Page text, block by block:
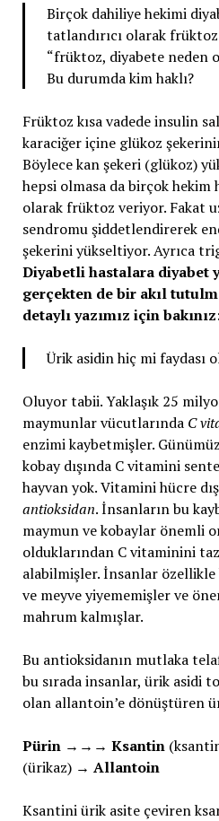
Birçok dahiliye hekimi
tatlandırıcı olarak
“früktoz, diyabete neden
Bu durumda kim haklı?
Früktoz kısa vadede insulin
karaciğer içine glükoz
Böylece kan şekeri (glükoz)
hepsi olmasa da birçok hekim
olarak früktoz veriyor. Fakat
sendromu şiddetlendirerek
şekerini yükseltiyor. Ayrıca
Diyabetli hastalara diyabet
gerçekten de bir akıl
detaylı yazımız için
Ürik asidin hiç mi faydası
Oluyor tabii. Yaklaşık 25
maymunlar vücutlarında C
enzimi kaybetmişler.
kobay dışında C vitamini
hayvan yok. Vitamini hücre
antioksidan. İnsanların bu
maymun ve kobaylar önemli
olduklarından C vitaminini
alabilmişler. İnsanlar özellikle
ve meyve yiyememişler ve
mahrum kalmışlar.
Bu antioksidanın mutlaka
bu sırada insanlar, ürik asidi
olan allantoin’e dönüştüren
Pürin→→→ Ksantin
(ürikaz) → Allantoin
Ksantini ürik asite çeviren